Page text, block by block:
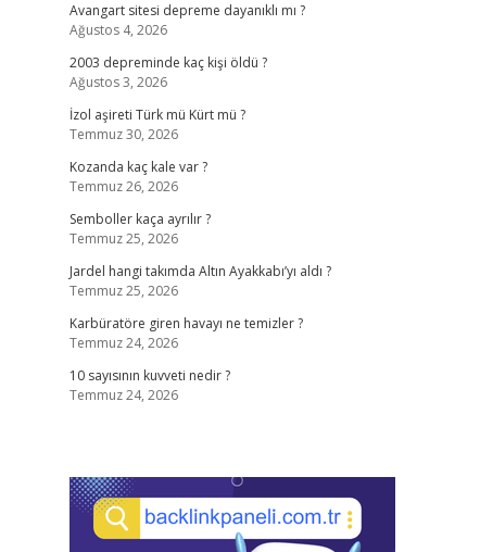
Avangart sitesi depreme dayanıklı mı ?
Ağustos 4, 2026
2003 depreminde kaç kişi öldü ?
Ağustos 3, 2026
İzol aşireti Türk mü Kürt mü ?
Temmuz 30, 2026
Kozanda kaç kale var ?
Temmuz 26, 2026
Semboller kaça ayrılır ?
Temmuz 25, 2026
Jardel hangi takımda Altın Ayakkabı’yı aldı ?
Temmuz 25, 2026
Karbüratöre giren havayı ne temizler ?
Temmuz 24, 2026
10 sayısının kuvveti nedir ?
Temmuz 24, 2026